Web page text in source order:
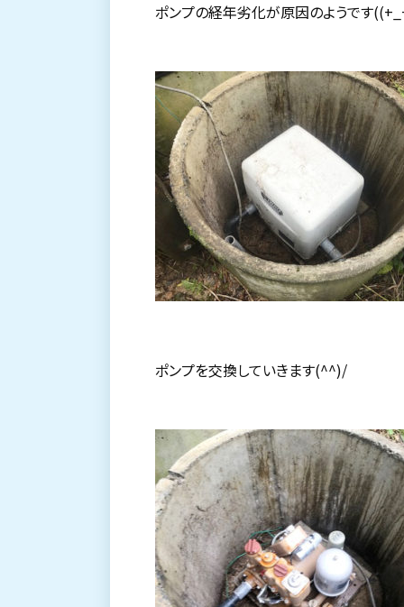
ポンプの経年劣化が原因のようです
ポンプを交換していきます(^^)/